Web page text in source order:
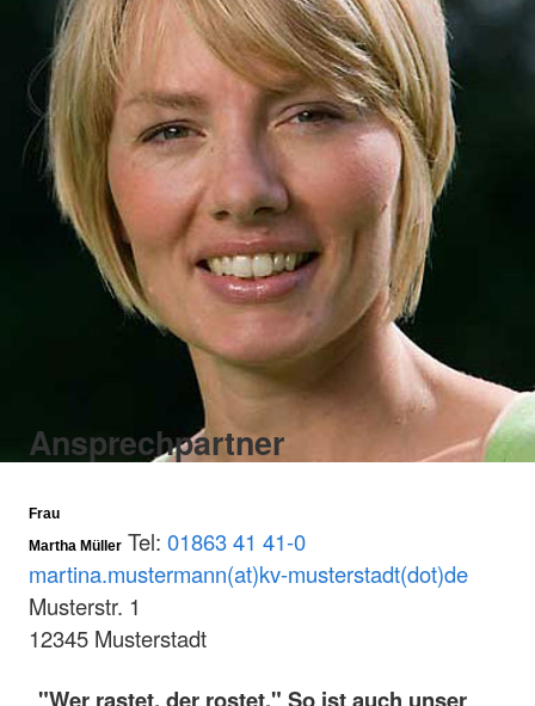
Ansprechpartner
Frau
Martha Müller Tel: 01863 41 41-0
martina.mustermann(at)kv-musterstadt(dot)de
Musterstr. 1
12345 Musterstadt